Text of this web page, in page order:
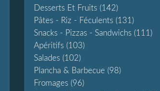
Desserts Et Fruits (142)
Pâtes - Riz - Féculents (131)
Snacks - Pizzas - Sandwichs (111)
Apéritifs (103)
Salades (102)
Plancha & Barbecue (98)
Fromages (96)